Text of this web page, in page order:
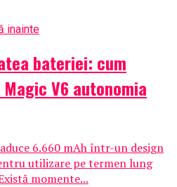
inainte
bateriei: cum
Magic V6 autonomia
6.660 mAh într-un design
utilizare pe termen lung
momente...